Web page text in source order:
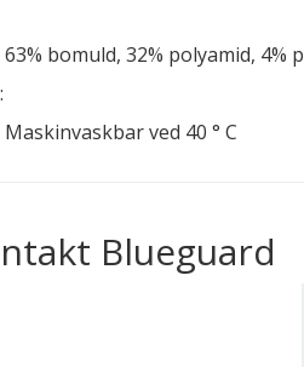
63% bomuld, 32% polyamid, 4%
Maskinvaskbar ved 40 ° C
Blueguard